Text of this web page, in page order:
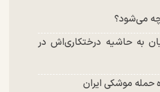
می‌شود؟
به حاشیه درختکاری‌اش در
حمله موشکی ایران